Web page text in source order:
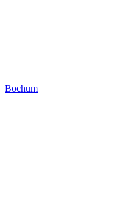
Bochum